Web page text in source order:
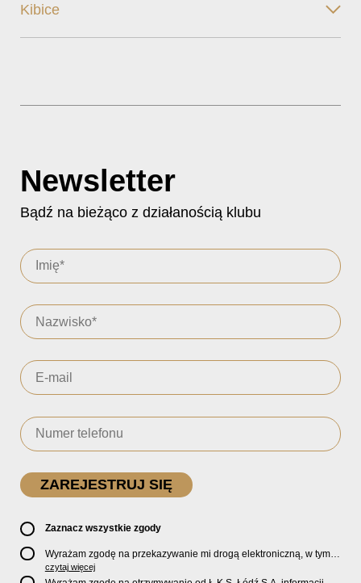
Kibice
Newsletter
Bądź na bieżąco z działanością klubu
Zaznacz wszystkie zgody
Wyrażam zgodę na przekazywanie mi drogą elektroniczną, w tym
pocztą e-mail, oficjalnego newslettera oraz informacji o zniżkach,
czytaj więcej